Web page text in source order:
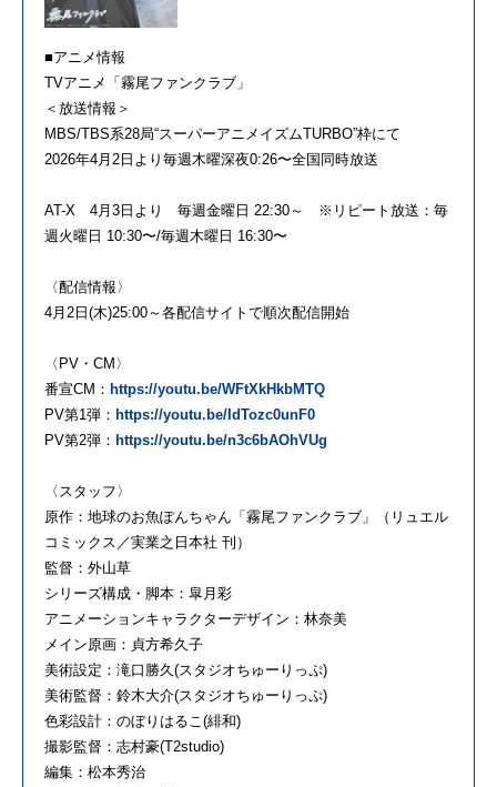
■アニメ情報
TVアニメ 「 霧尾ファンクラブ 」
＜放送情報＞
MBS/TBS系28局“スーパーアニメ イズムTURBO”枠にて
2026年4 月 2 日 より毎週木曜深夜0:26〜全国同時放送
AT-X 4 月 3 日 より 毎週金曜 日 22:30～ ※ リピート放送：毎
週火曜 日 10:30〜/毎週木曜 日 16:30〜
〈配信情報〉
4 月 2 日 (木)25:00～各配信サイトで順次配信開始
〈 PV ・ CM 〉
番宣CM ： https://youtu.be/WFtXkHkbMTQ
PV第1 弾： https://youtu.be/ IdTozc0unF0
PV第2弾： https://youtu.be/n3c6bAOhVUg
〈スタッフ〉
原作：地球のお魚ぽんちゃん「 霧尾ファンクラブ 」（ リュエル
コミックス／実業之 日 本社 刊）
監督：外山草
シリーズ構成・脚本：皐 月 彩
アニメ ーションキャラクターデザイン：林奈美
メイン原画：貞方希久子
美術設定：滝口勝久 (スタジオちゅーりっぷ)
美術監督：鈴木大介(スタジオちゅーりっぷ)
色彩設計： のぼりはるこ (緋和)
撮影監督：志村豪(T2studio)
編集：松本秀治